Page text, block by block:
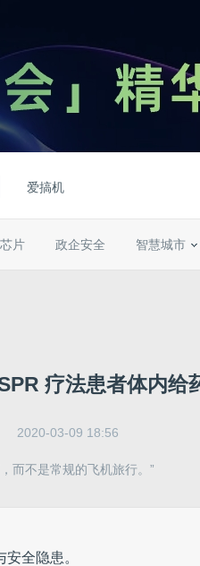
爱搞机
芯片 政企安全 智慧城市
疗法患者体内给
2020-03-09 18:56
而不是常规的飞机旅行。”
全隐患。